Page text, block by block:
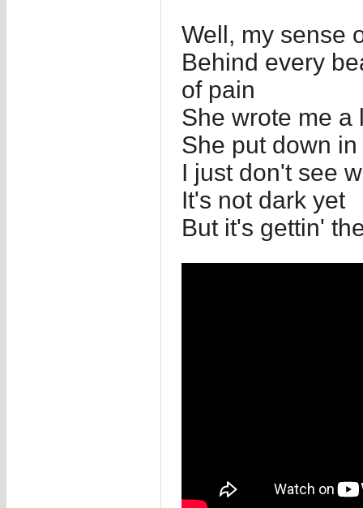
Well, my sense
Behind every
of pain
She wrote me a
She put down
I just don't see
It's not dark yet
But it's gettin'